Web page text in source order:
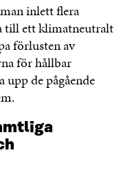
inlett flera
till ett klimatneutralt
förlusten av
för hållbar
de pågående